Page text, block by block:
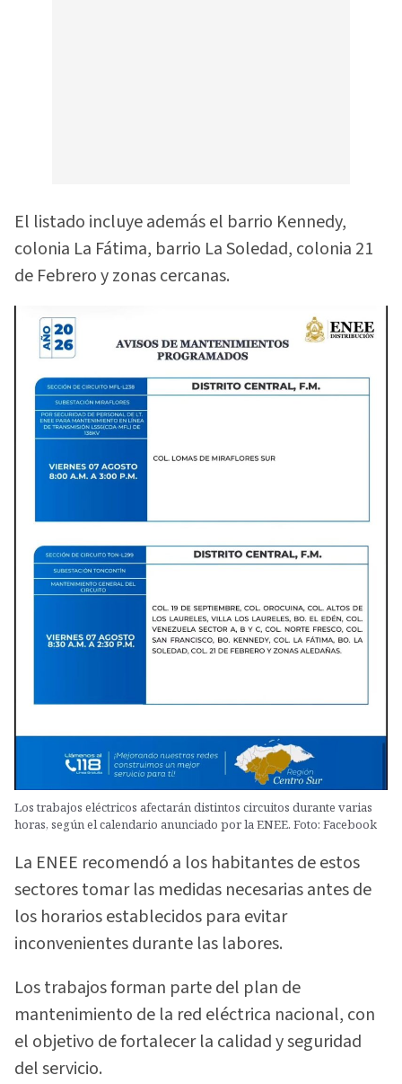
El listado incluye además el barrio Kennedy,
colonia La Fátima, barrio La Soledad, colonia 21
de Febrero y zonas cercanas.
Los trabajos eléctricos afectarán distintos circuitos durante varias
horas, según el calendario anunciado por la ENEE. Foto: Facebook
La ENEE recomendó a los habitantes de estos
sectores tomar las medidas necesarias antes de
los horarios establecidos para evitar
inconvenientes durante las labores.
Los trabajos forman parte del plan de
mantenimiento de la red eléctrica nacional, con
el objetivo de fortalecer la calidad y seguridad
del servicio.